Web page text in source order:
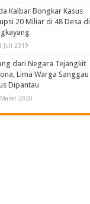
Kalbar Bongkar Kasus
20 Miliar di 48 Desa di
Juli 2019
dari Negara Tejangkit
Lima Warga Sanggau
Dipantau
2020